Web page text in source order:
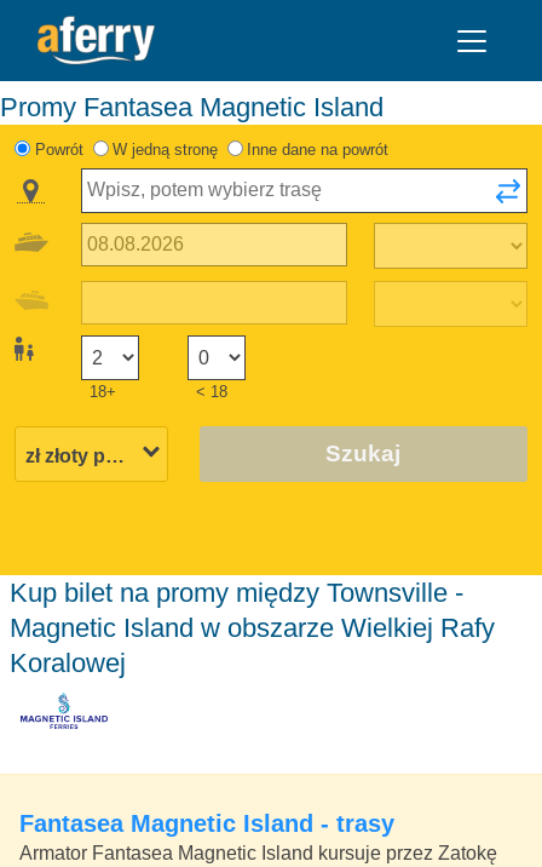
Promy Fantasea Magnetic Island
Powrót W jedną stronę Inne dane na powrót
18+ < 18
Szukaj
Kup bilet na promy między Townsville -
Magnetic Island w obszarze Wielkiej Rafy
Koralowej
Fantasea Magnetic Island - trasy
Armator Fantasea Magnetic Island kursuje przez Zatokę